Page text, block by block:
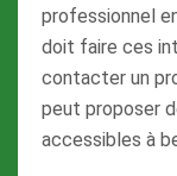
professionnel
doit faire ces
contacter un
peut proposer
accessibles à